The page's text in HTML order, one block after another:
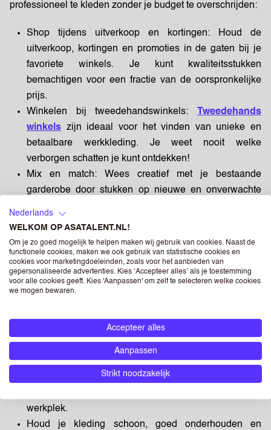
professioneel te kleden zonder je budget te overschrijden:
Shop tijdens uitverkoop en kortingen:
Houd de
uitverkoop, kortingen en promoties in de gaten bij je
favoriete winkels. Je kunt kwaliteitsstukken
bemachtigen voor een fractie van de oorspronkelijke
prijs.
Winkelen bij tweedehandswinkels:
Tweedehands
winkels zijn ideaal voor het vinden van unieke en
betaalbare werkkleding. Je weet nooit welke
verborgen schatten je kunt ontdekken!
Mix en match: Wees creatief met je bestaande
garderobe door stukken op nieuwe en onverwachte
DO EN DON’TS VAN WERKKLEDING
Als het gaat om werkkleding, zijn er een paar do's en
don'ts om in gedachten te houden. Deze richtlijnen zorgen
behoudt op de werkvloer. Hier zijn enkele belangrijke
punten om te onthouden:
werkplek.
Houd je kleding schoon, goed onderhouden en
Nederlands
WELKOM OP ASATALENT.NL!
Om je zo goed mogelijk te helpen maken wij gebruik van cookies. Naast de
functionele cookies, maken we ook gebruik van statistische cookies en
cookies voor marketingdoeleinden, zoals voor het aanbieden van
gepersonaliseerde advertenties. Kies ‘Accepteer alles’ als je toestemming
voor alle cookies geeft. Kies 'Aanpassen' om zelf te selecteren welke cookies
we mogen bewaren.
Accepteer alles
Aanpassen
Strikt noodzakelijk